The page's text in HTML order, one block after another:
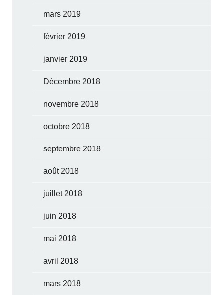
mars 2019
février 2019
janvier 2019
Décembre 2018
novembre 2018
octobre 2018
septembre 2018
août 2018
juillet 2018
juin 2018
mai 2018
avril 2018
mars 2018